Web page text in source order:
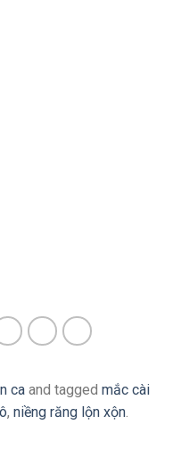
caand tagged mắc cài
, niềng răng lộn xộn.